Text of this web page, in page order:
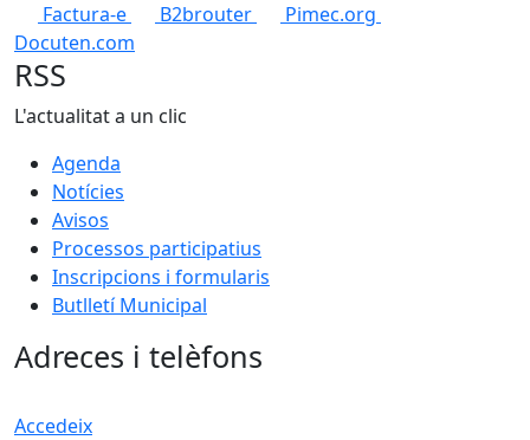
Factura-e
B2brouter
Pimec.org
Docuten.com
RSS
L'actualitat a un clic
Agenda
Notícies
Avisos
Processos participatius
Inscripcions i formularis
Butlletí Municipal
Adreces i telèfons
Accedeix